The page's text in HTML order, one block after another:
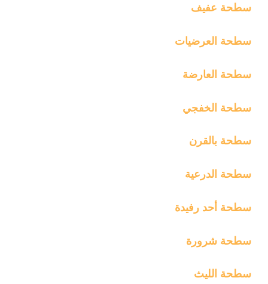
سطحة عفيف
سطحة العرضيات
سطحة العارضة
سطحة الخفجي
سطحة بالقرن
سطحة الدرعية
سطحة أحد رفيدة
سطحة شرورة
سطحة الليث